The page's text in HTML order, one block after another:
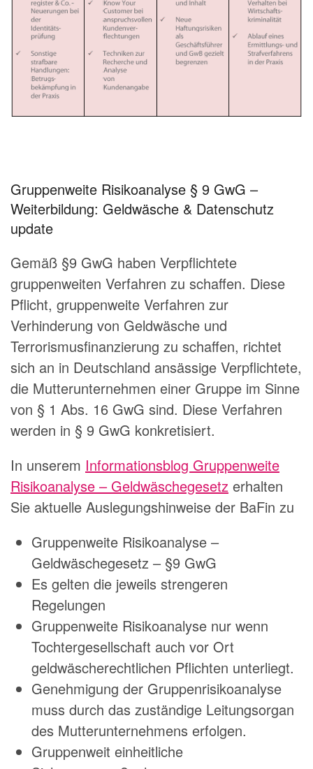
Gruppenweite Risikoanalyse § 9 GwG –
Weiterbildung: Geldwäsche & Datenschutz
update
Gemäß §9 GwG haben Verpflichtete
gruppenweiten Verfahren zu schaffen. Diese
Pflicht, gruppenweite Verfahren zur
Verhinderung von Geldwäsche und
Terrorismusfinanzierung zu schaffen, richtet
sich an in Deutschland ansässige Verpflichtete,
die Mutterunternehmen einer Gruppe im Sinne
von § 1 Abs. 16 GwG sind. Diese Verfahren
werden in § 9 GwG konkretisiert.
In unserem Informationsblog Gruppenweite
Risikoanalyse – Geldwäschegesetz erhalten
Sie aktuelle Auslegungshinweise der BaFin zu
Gruppenweite Risikoanalyse –
Geldwäschegesetz – §9 GwG
Es gelten die jeweils strengeren
Regelungen
Gruppenweite Risikoanalyse nur wenn
Tochtergesellschaft auch vor Ort
geldwäscherechtlichen Pflichten unterliegt.
Genehmigung der Gruppenrisikoanalyse
muss durch das zuständige Leitungsorgan
des Mutterunternehmens erfolgen.
Gruppenweit einheitliche